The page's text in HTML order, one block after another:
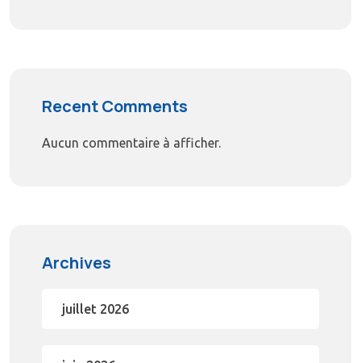
Recent Comments
Aucun commentaire à afficher.
Archives
juillet 2026